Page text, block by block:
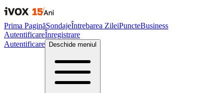
Prima PaginăSondajeÎntrebarea ZileiPuncteBusiness
AutentificareÎnregistrare
Autentificare
Deschide meniul